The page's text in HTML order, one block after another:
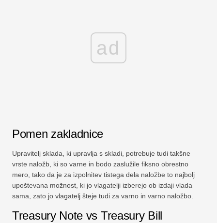
ad
Pomen zakladnice
Upravitelj sklada, ki upravlja s skladi, potrebuje tudi takšne
vrste naložb, ki so varne in bodo zaslužile fiksno obrestno
mero, tako da je za izpolnitev tistega dela naložbe to najbolj
upoštevana možnost, ki jo vlagatelji izberejo ob izdaji vlada
sama, zato jo vlagatelj šteje tudi za varno in varno naložbo.
Treasury Note vs Treasury Bill